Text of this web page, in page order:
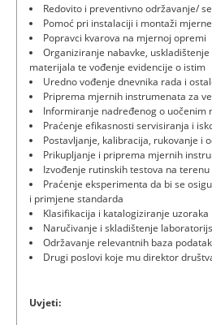
Redovito i preventivno održavanje/
Pomoć pri instalaciji i montaži
Popravci kvarova na mjernoj opremi
Organiziranje nabavke,
materijala te vođenje evidencije o istim
Uredno vođenje dnevnika rada i
Priprema mjernih instrumenata za
Informiranje nadređenog o
Praćenje efikasnosti servisiranja i
Postavljanje, kalibracija, rukovanje i
Prikupljanje i priprema mjernih
Izvođenje rutinskih testova na
Praćenje eksperimenta da bi se
i primjene standarda
Klasifikacija i katalogiziranje uzoraka
Naručivanje i skladištenje
Održavanje relevantnih baza
Drugi poslovi koje mu direktor
Uvjeti: